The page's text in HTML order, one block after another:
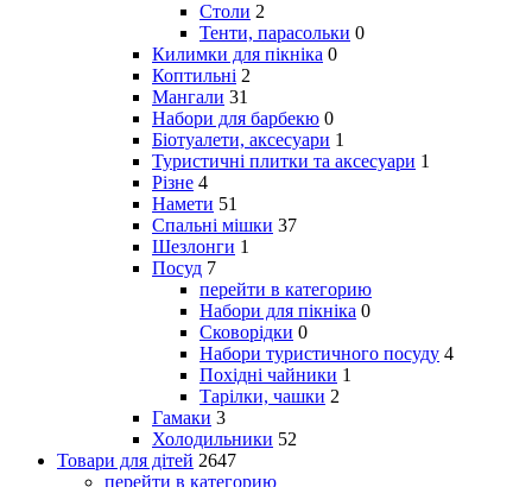
Столи 2
Тенти, парасольки 0
Килимки для пікніка 0
Коптильні 2
Мангали 31
Набори для барбекю 0
Біотуалети, аксесуари 1
Туристичні плитки та аксесуари 1
Різне 4
Намети 51
Спальні мішки 37
Шезлонги 1
Посуд 7
перейти в категорию
Набори для пікніка 0
Сковорідки 0
Набори туристичного посуду 4
Похідні чайники 1
Тарілки, чашки 2
Гамаки 3
Холодильники 52
Товари для дітей 2647
перейти в категорию